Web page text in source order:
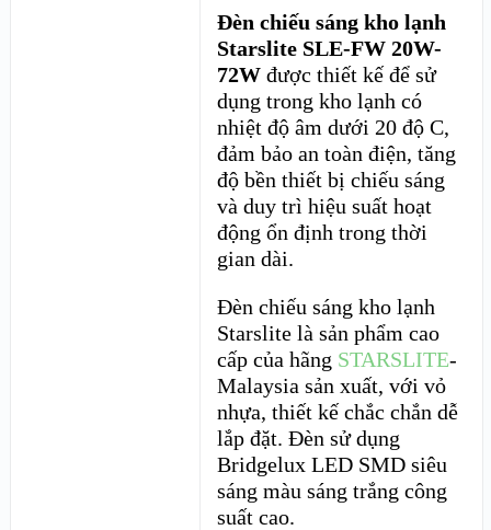
Đèn chiếu sáng kho lạnh
Starslite SLE-FW 20W-
72Wđược thiết kế để sử
dụng trong kho lạnh có
nhiệt độ âm dưới 20 độ C,
đảm bảo an toàn điện, tăng
độ bền thiết bị chiếu sáng
và duy trì hiệu suất hoạt
động ổn định trong thời
gian dài.
Đèn chiếu sáng kho lạnh
Starslite là sản phẩm cao
cấp của hãng STARSLITE-
Malaysia sản xuất, với vỏ
nhựa, thiết kế chắc chắn dễ
lắp đặt. Đèn sử dụng
Bridgelux LED SMD siêu
sáng màu sáng trắng công
suất cao.